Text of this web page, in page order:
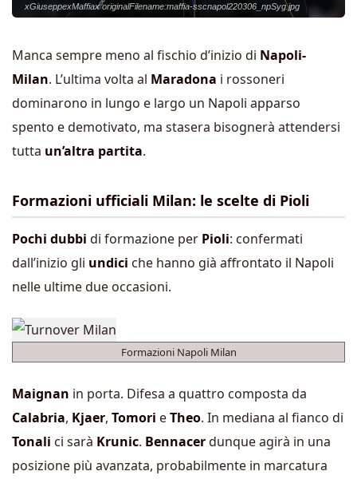
xGiuseppexMaffiax originalFilename:maffia-sscnapol220306_npSyg.jpg
Manca sempre meno al fischio d’inizio di Napoli-
Milan. L’ultima volta al Maradona i rossoneri
dominarono in lungo e largo un Napoli apparso
spento e demotivato, ma stasera bisognerà attendersi
tutta un’altra partita.
Formazioni ufficiali Milan: le scelte di Pioli
Pochi dubbi di formazione per Pioli: confermati
dall’inizio gli undici che hanno già affrontato il Napoli
nelle ultime due occasioni.
Formazioni Napoli Milan
Maignan in porta. Difesa a quattro composta da
Calabria, Kjaer, Tomori eTheo. In mediana al fianco di
Tonali ci sarà Krunic. Bennacerdunque agirà in una
posizione più avanzata, probabilmente in marcatura